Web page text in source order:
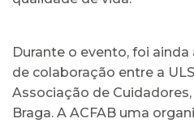
Durante o evento, foi
de colaboração entre a
Associação de
Braga. A ACFAB uma